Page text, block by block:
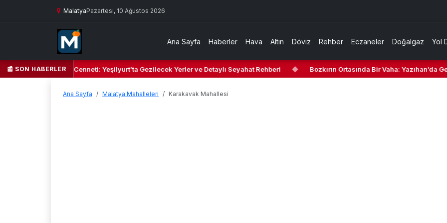
MalatyaPazartesi, 10 Ağustos 2026
Ana Sayfa Haberler Hava Altın Döviz Rehber Eczaneler Doğalgaz Yol
📰 SON HABERLER
Yeşil Kalbi ve Kültür Cenneti: Yeşilyurt’ta Gezilecek Yerler ve Detaylı Seyahat Rehberi ◆ Bozkırın Ortasında Bir Vaha: Yazıhan’da
Ana Sayfa Malatya Mahalleleri Karakavak Mahallesi